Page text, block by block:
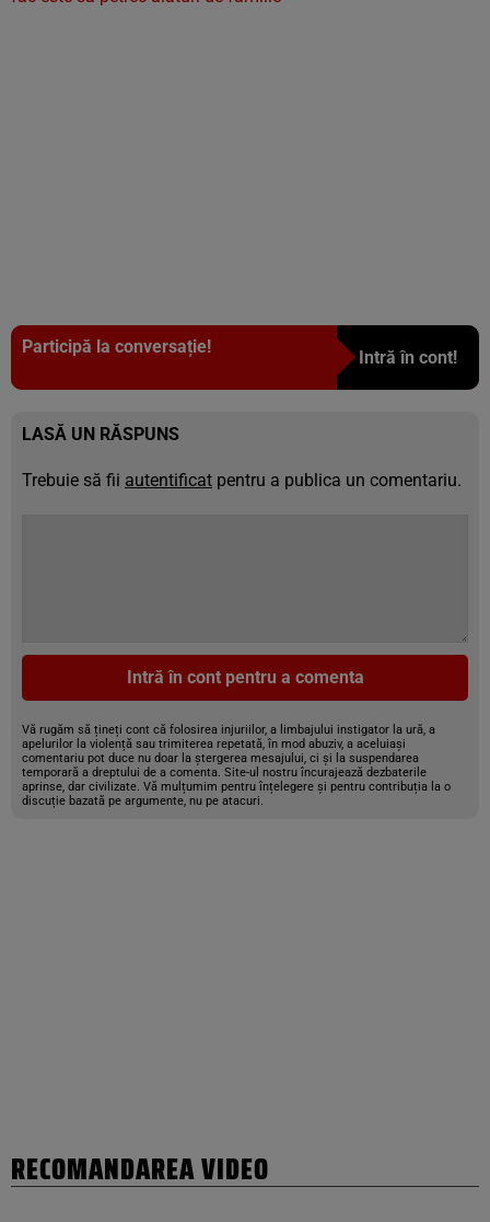
Participă la conversație!
Intră în cont!
LASĂ UN RĂSPUNS
Trebuie să fii autentificat pentru a publica un comentariu.
Intră în cont pentru a comenta
Vă rugăm să țineți cont că folosirea injuriilor, a limbajului instigator la ură, a
apelurilor la violență sau trimiterea repetată, în mod abuziv, a aceluiași
comentariu pot duce nu doar la ștergerea mesajului, ci și la suspendarea
temporară a dreptului de a comenta. Site-ul nostru încurajează dezbaterile
aprinse, dar civilizate. Vă mulțumim pentru înțelegere și pentru contribuția la o
discuție bazată pe argumente, nu pe atacuri.
RECOMANDAREA VIDEO